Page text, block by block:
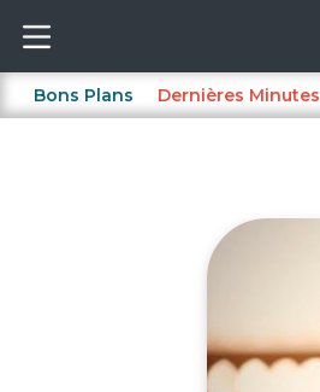
Bons Plans Dernières Minutes